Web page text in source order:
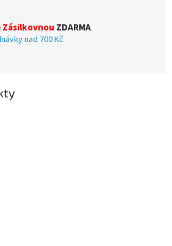
Zásilkovnou ZDARMA
nad 700 Kč